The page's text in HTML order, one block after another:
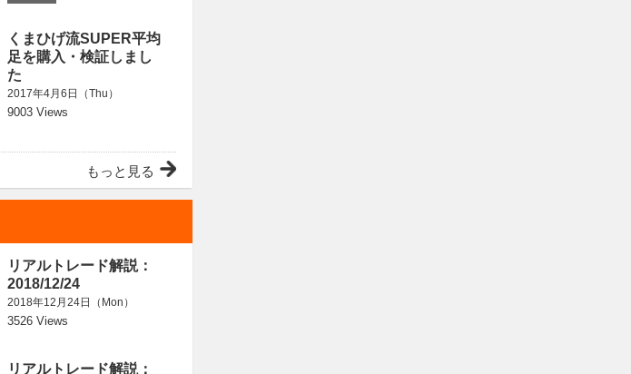
くまひげ流SUPER平均
足を購入・検証しまし
た
2017年4月6日（Thu）
9003 Views
もっと見る
リアルトレード解説：
2018/12/24
2018年12月24日（Mon）
3526 Views
リアルトレード解説：